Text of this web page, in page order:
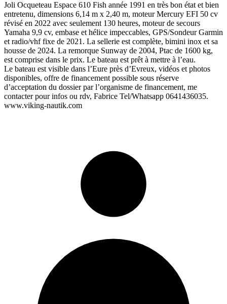
Joli Ocqueteau Espace 610 Fish année 1991 en très bon état et bien
entretenu, dimensions 6,14 m x 2,40 m, moteur Mercury EFI 50 cv
révisé en 2022 avec seulement 130 heures, moteur de secours
Yamaha 9,9 cv, embase et hélice impeccables, GPS/Sondeur Garmin
et radio/vhf fixe de 2021. La sellerie est complète, bimini inox et sa
housse de 2024. La remorque Sunway de 2004, Ptac de 1600 kg,
est comprise dans le prix. Le bateau est prêt à mettre à l’eau.
Le bateau est visible dans l’Eure près d’Evreux, vidéos et photos
disponibles, offre de financement possible sous réserve
d’acceptation du dossier par l’organisme de financement, me
contacter pour infos ou rdv, Fabrice Tel/Whatsapp 0641436035.
www.viking-nautik.com